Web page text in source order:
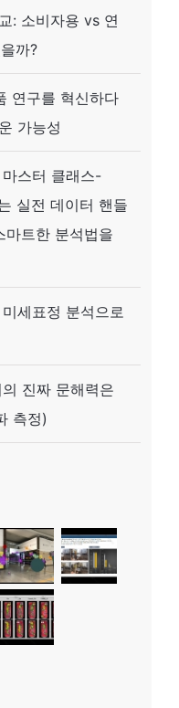
: 소비자용 vs 연
까?
연구를 혁신하다
가능성
스터 클래스-
실전 데이터 핸들
마트한 분석법을
세표정 분석으로
진짜 문해력은
측정)